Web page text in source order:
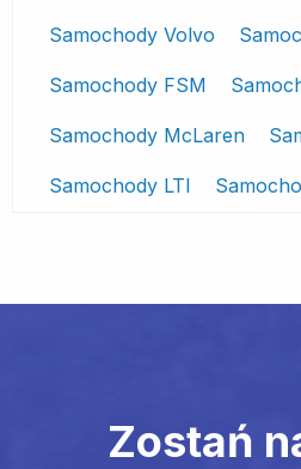
Samochody Volvo
Samochody FSM
Samochody McLaren
Samochody LTI
Zostań